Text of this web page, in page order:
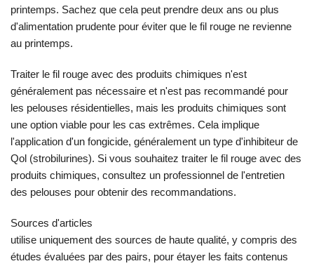
printemps. Sachez que cela peut prendre deux ans ou plus
d'alimentation prudente pour éviter que le fil rouge ne revienne
au printemps.
Traiter le fil rouge avec des produits chimiques n'est
généralement pas nécessaire et n'est pas recommandé pour
les pelouses résidentielles, mais les produits chimiques sont
une option viable pour les cas extrêmes. Cela implique
l'application d'un fongicide, généralement un type d'inhibiteur de
Qol (strobilurines). Si vous souhaitez traiter le fil rouge avec des
produits chimiques, consultez un professionnel de l'entretien
des pelouses pour obtenir des recommandations.
Sources d'articles
utilise uniquement des sources de haute qualité, y compris des
études évaluées par des pairs, pour étayer les faits contenus